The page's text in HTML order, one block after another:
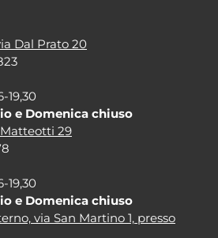
Dal Prato 20
19,30
e Domenica chiuso
Matteotti 29
19,30
e Domenica chiuso
via San Martino 1, presso